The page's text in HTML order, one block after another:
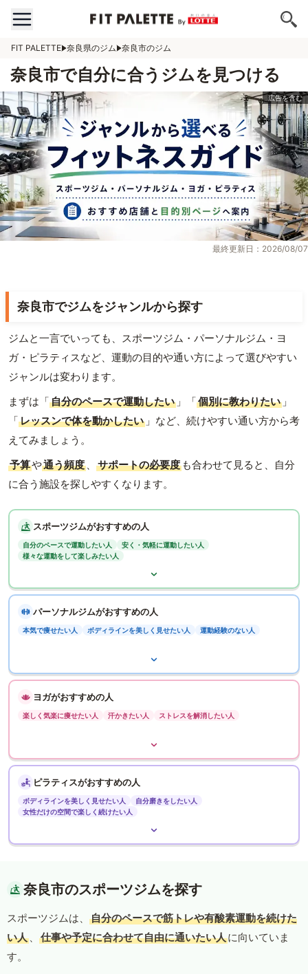
FIT PALETTE 奈良県のジム 奈良市のジム
奈良市で自分に合うジムを見つける
最終更新日：2026/08/07
奈良市でジムをジャンルから探す
ジムと一言でいっても、スポーツジム・パーソナルジム・ヨ
ガ・ピラティスなど、運動の目的や通い方によって選びやすい
ジャンルは変わります。
まずは「自分のペースで運動したい 」「個別に教わりたい 」
「レッスンで体を動かしたい 」など、続けやすい通い方から考
えてみましょう。
予算や通う頻度 、 サポートの必要度 も合わせて見ると、自分
に合う施設を探しやすくなります。
スポーツジムがおすすめの人
自分のペースで運動したい人
安く・気軽に運動したい人
様々な運動をして楽しみたい人
パーソナルジムがおすすめの人
本気で痩せたい人 ボディラインを美しく見せたい人 運動経験のない人
ヨガがおすすめの人
楽しく気楽に痩せたい人 汗かきたい人 ストレスを解消したい人
ピラティスがおすすめの人
ボディラインを美しく見せたい人
自分磨きをしたい人
女性だけの空間で楽しく続けたい人
奈良市のスポーツジムを探す
スポーツジムは、
自分のペースで筋トレや有酸素運動を続けた
い人 、 仕事や予定に合わせて自由に通いたい人に向いていま
す。